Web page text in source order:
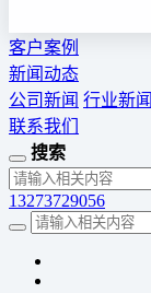
客户案例
新闻动态
公司新闻 行业新闻
联系我们
搜索
13273729056